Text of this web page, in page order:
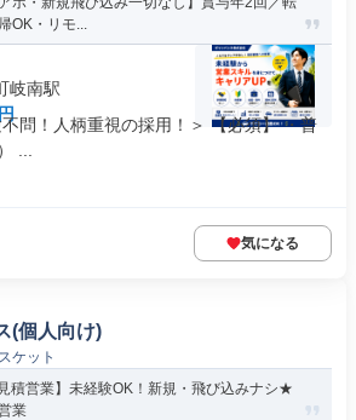
OK・リモ...
岐南駅
問！人柄重視の採用！＞ 【必須】 ・普
...
気になる
(個人向け)
ケット
積営業】未経験OK！新規・飛び込みナシ★
業